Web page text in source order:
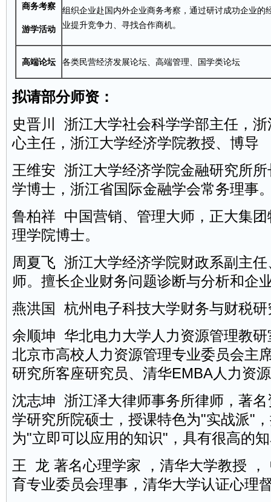
商务考察
游学活动
组织企业赴国内外企业商务考察，通过研讨成功企业的
业提升竞争力、寻找合作商机。
高端论坛 各类民营经济发展论坛、高端管理、国学类论坛
拟请部分师资：
史晋川 浙江大学社会科学学部主任，
心主任，浙江大学经济学院教授、博导
王维安 浙江大学经济学院金融研究所
学博士，浙江省国际金融学会常务理事
鲁柏祥 中国营销、管理大师，正大集
理学院博士。
周夏飞 浙江大学经济学院财政系副主
师。擅长企业财务问题诊断与分析和企
燕洪国 杭州电子科技大学财务与财税
余顺坤 华北电力大学人力资源管理教
北京市高校人力资源管理专业委员会主
研究所客座研究员、 清华EMBA人力资
沈志坤 浙江泽大律师事务所律师，著
学研究所院硕士，授课特色为"实战派"
为"立即可以应用的知识"，具有很高的
王 龙 著名心理学家 ，清华大学教授 ，
育专业委员会理事，清华大学认证心理